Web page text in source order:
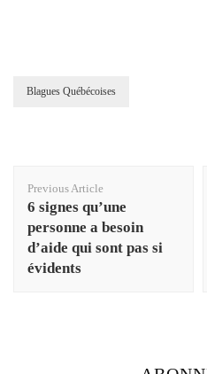
Blagues Québécoises
Navigation
Previous Article
6 signes qu’une
personne a besoin
d’aide qui sont pas si
évidents